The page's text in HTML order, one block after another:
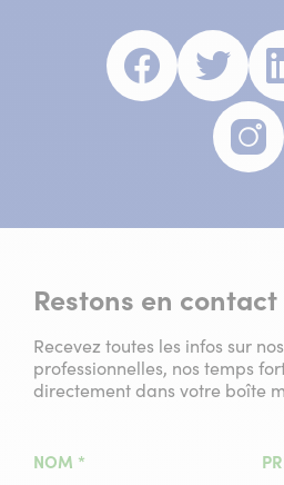
fenêtre)
Restons en contact
Recevez toutes les infos sur
professionnelles, nos temps
directement dans votre boîte
NOM *